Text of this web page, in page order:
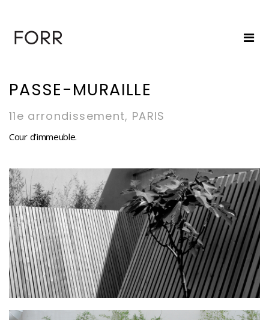
PASSE-MURAILLE
11e arrondissement, PARIS
Cour d’immeuble.